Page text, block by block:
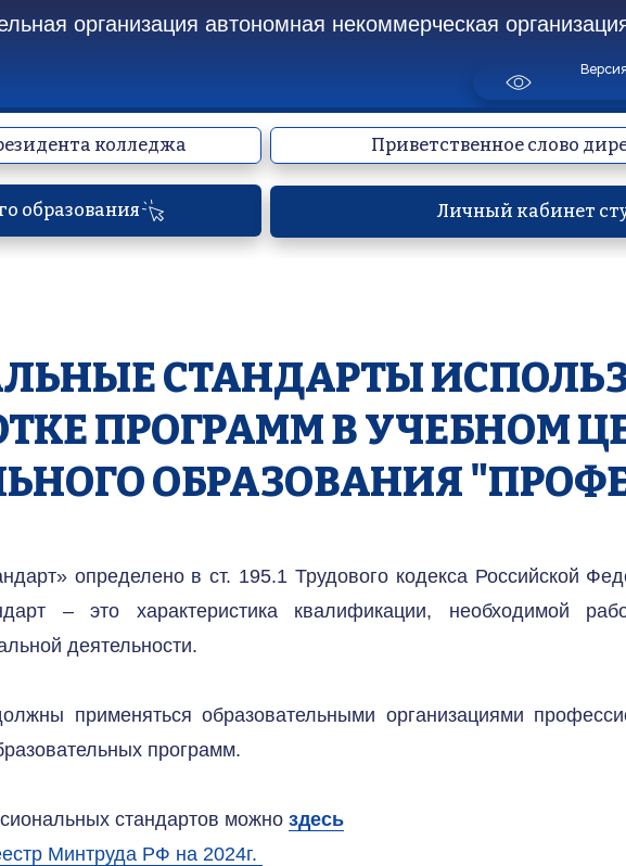
организация автономная некоммерческая
Приветственное слово
образования Личный кабинет
колледжа
СТАНДАРТЫ
ПРОГРАММ В УЧЕБНОМ
ОБРАЗОВАНИЯ
определено в ст. 195.1 Трудового кодекса Российской
– это характеристика квалификации, необходимой
деятельности.
применяться образовательными организациями
программ.
стандартов можно здесь
Минтруда РФ на 2024г.